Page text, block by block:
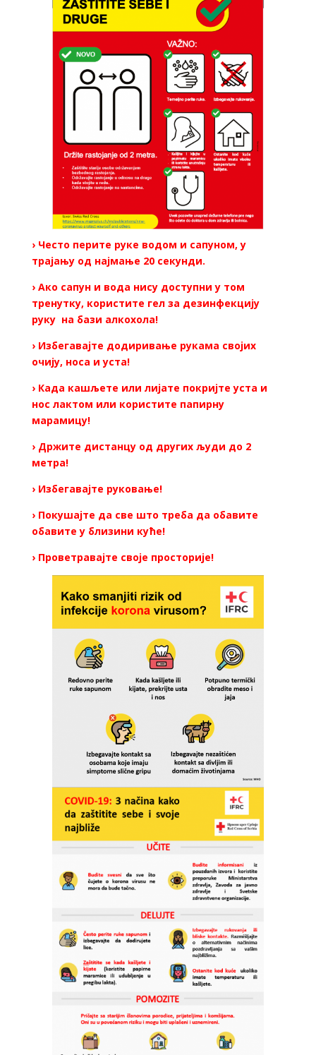
› Често перите руке водом и сапуном, у
трајању од најмање 20 секунди.
› Ако сапун и вода нису доступни у том
тренутку, користите гел за дезинфекцију
руку на бази алкохола!
› Избегавајте додиривање рукама својих
очију, носа и уста!
› Када кашљете или лијате покријте уста и
нос лактом или користите папирну
марамицу!
› Држите дистанцу од других људи до 2
метра!
› Избегавајте руковање!
› Покушајте да све што треба да обавите
обавите у близини куће!
› Проветравајте своје просторије!